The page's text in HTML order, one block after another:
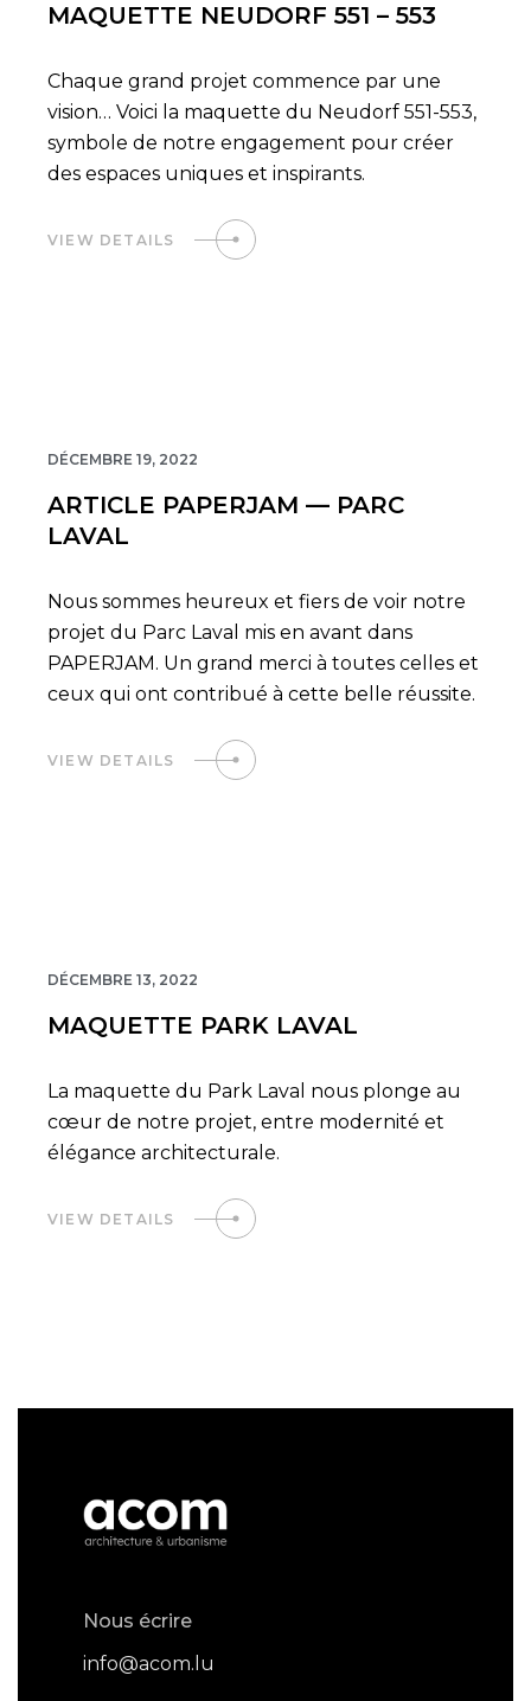
MAQUETTE NEUDORF 551 – 553
Chaque grand projet commence par une
vision… Voici la maquette du Neudorf 551-553,
symbole de notre engagement pour créer
des espaces uniques et inspirants.
VIEW DETAILS
DÉCEMBRE 19, 2022
ARTICLE PAPERJAM — PARC
LAVAL
Nous sommes heureux et fiers de voir notre
projet du Parc Laval mis en avant dans
PAPERJAM. Un grand merci à toutes celles et
ceux qui ont contribué à cette belle réussite.
VIEW DETAILS
DÉCEMBRE 13, 2022
MAQUETTE PARK LAVAL
La maquette du Park Laval nous plonge au
cœur de notre projet, entre modernité et
élégance architecturale.
VIEW DETAILS
Nous écrire
info@acom.lu